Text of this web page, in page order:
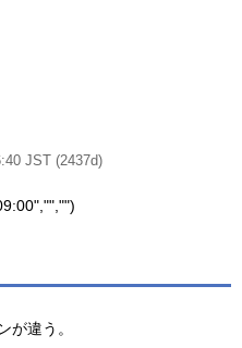
JST (2437d)
が違う。